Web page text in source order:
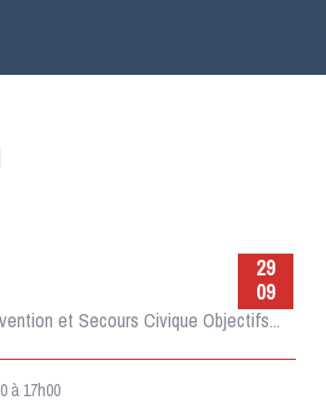
29
09
et Secours Civique Objectifs...
à 17h00